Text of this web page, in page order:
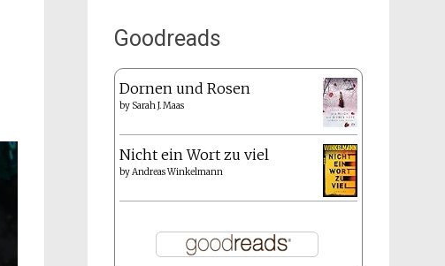
Goodreads
Dornen und Rosen
by Sarah J. Maas
Nicht ein Wort zu viel
byAndreas Winkelmann